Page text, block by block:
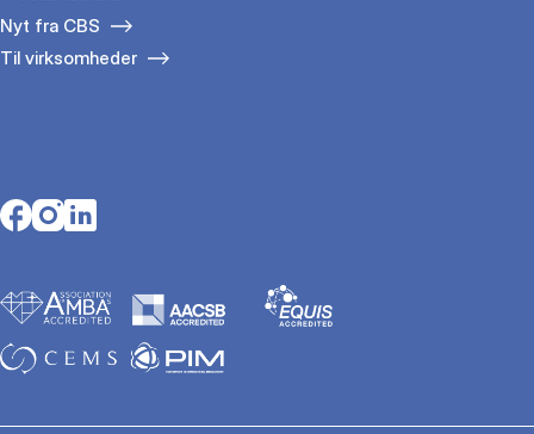
Nyt fra CBS
Til virksomheder
Opens in a new tab
Opens in a new tab
Opens in a new tab